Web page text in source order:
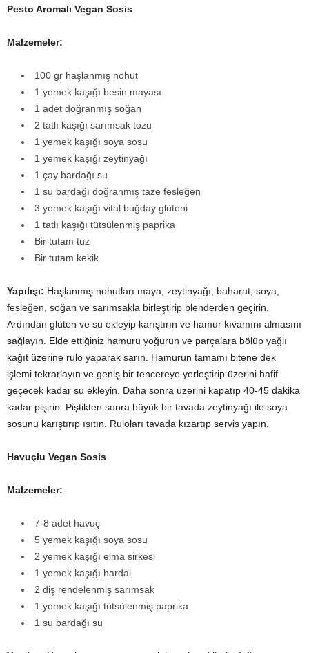
Pesto Aromalı Vegan Sosis
Malzemeler:
100 gr haşlanmış nohut
1 yemek kaşığı besin mayası
1 adet doğranmış soğan
2 tatlı kaşığı sarımsak tozu
1 yemek kaşığı soya sosu
1 yemek kaşığı zeytinyağı
1 çay bardağı su
1 su bardağı doğranmış taze fesleğen
3 yemek kaşığı vital buğday glüteni
1 tatlı kaşığı tütsülenmiş paprika
Bir tutam tuz
Bir tutam kekik
Yapılışı: Haşlanmış nohutları maya, zeytinyağı, baharat, soya,
fesleğen, soğan ve sarımsakla birleştirip blenderden geçirin.
Ardından glüten ve su ekleyip karıştırın ve hamur kıvamını almasını
sağlayın. Elde ettiğiniz hamuru yoğurun ve parçalara bölüp yağlı
kağıt üzerine rulo yaparak sarın. Hamurun tamamı bitene dek
işlemi tekrarlayın ve geniş bir tencereye yerleştirip üzerini hafif
geçecek kadar su ekleyin. Daha sonra üzerini kapatıp 40-45 dakika
kadar pişirin. Piştikten sonra büyük bir tavada zeytinyağı ile soya
sosunu karıştırıp ısıtın. Ruloları tavada kızartıp servis yapın.
Havuçlu Vegan Sosis
Malzemeler:
7-8 adet havuç
5 yemek kaşığı soya sosu
2 yemek kaşığı elma sirkesi
1 yemek kaşığı hardal
2 diş rendelenmiş sarımsak
1 yemek kaşığı tütsülenmiş paprika
1 su bardağı su